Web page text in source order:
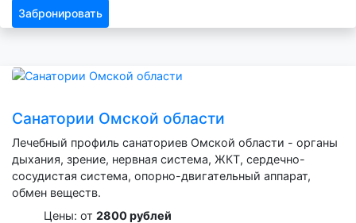
Забронировать
Санатории Омской области
Лечебный профиль санаториев Омской области - органы
дыхания, зрение, нервная система, ЖКТ, сердечно-
сосудистая система, опорно-двигательный аппарат,
обмен веществ.
Цены: от 2800 рублей